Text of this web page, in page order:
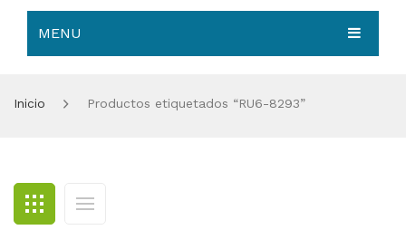
MENU
BLOG
CONTACTO
Inicio Productos etiquetados “RU6-8293”